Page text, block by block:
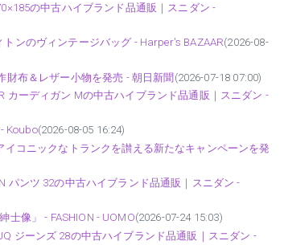
の中古ハイブランド品通販｜スニダン -
ンのヴィンテージバッグ - Harper's BAZAAR(2026-08-
布＆レザー小物を発売 - 朝日新聞(2026-07-18 07:00)
カーディガン Mの中古ハイブランド品通販｜スニダン -
Koubo(2026-08-05 16:24)
イコニックなトランクを讃える新たなキャンペーンを発
パンツ 32の中古ハイブランド品通販｜スニダン -
士像」 - FASHION - UOMO(2026-07-24 15:03)
ジーンズ 28の中古ハイブランド品通販｜スニダン -